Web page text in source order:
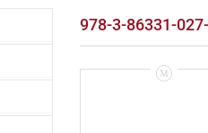
978-3-86331-